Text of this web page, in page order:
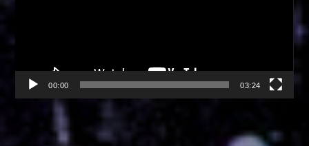
00:00 03:24